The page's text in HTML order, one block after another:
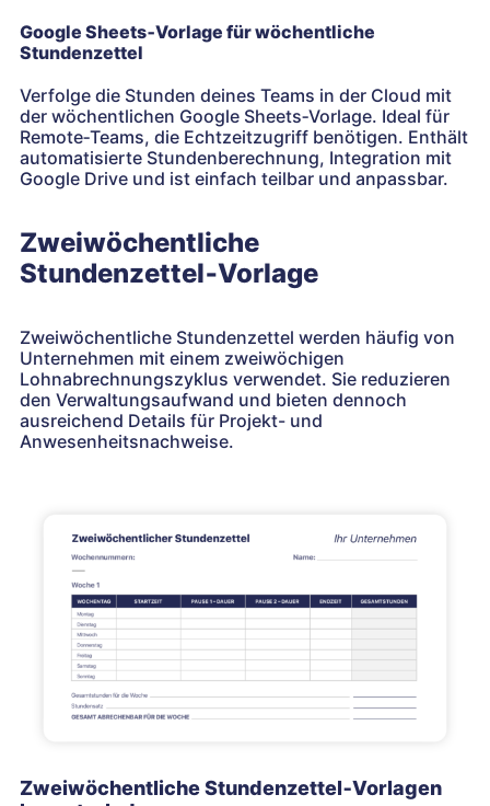
Google Sheets‑Vorlage für wöchentliche
Stundenzettel
Verfolge die Stunden deines Teams in der Cloud mit
der wöchentlichen Google Sheets‑Vorlage. Ideal für
Remote‑Teams, die Echtzeitzugriff benötigen. Enthält
automatisierte Stundenberechnung, Integration mit
Google Drive und ist einfach teilbar und anpassbar.
Zweiwöchentliche
Stundenzettel‑Vorlage
Zweiwöchentliche Stundenzettel werden häufig von
Unternehmen mit einem zweiwöchigen
Lohnabrechnungszyklus verwendet. Sie reduzieren
den Verwaltungsaufwand und bieten dennoch
ausreichend Details für Projekt- und
Anwesenheitsnachweise.
Zweiwöchentliche Stundenzettel‑Vorlagen